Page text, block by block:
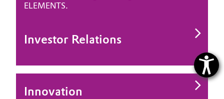
ELEMENTS.
Investor Relations
Innovation